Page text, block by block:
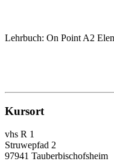
Lehrbuch: On Point A2
Kursort
vhs R 1
Struwepfad 2
97941 Tauberbischofsheim